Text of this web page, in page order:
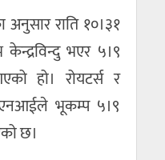
राति १०।३१
भएर ५।९
हो। रोयटर्स र
भूकम्प ५।९
छ।